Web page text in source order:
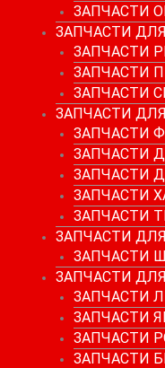
ЗАПЧАСТИ
ЗАПЧАСТИ
ЗАПЧАСТИ
ЗАПЧАСТИ
ЗАПЧАСТИ
ЗАПЧАСТИ
ЗАПЧАСТИ
ЗАПЧАСТИ
ЗАПЧАСТИ
ЗАПЧАСТИ
ЗАПЧАСТИ
ЗАПЧАСТИ
ЗАПЧАСТИ
ЗАПЧАСТИ
ЗАПЧАСТИ
ЗАПЧАСТИ
ЗАПЧАСТИ
ЗАПЧАСТИ